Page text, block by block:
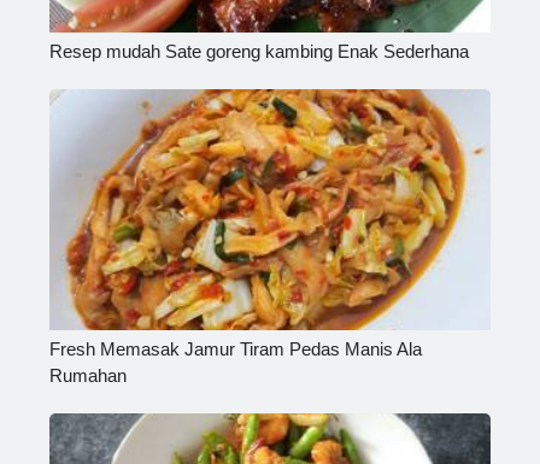
Resep mudah Sate goreng kambing Enak Sederhana
Fresh Memasak Jamur Tiram Pedas Manis Ala
Rumahan